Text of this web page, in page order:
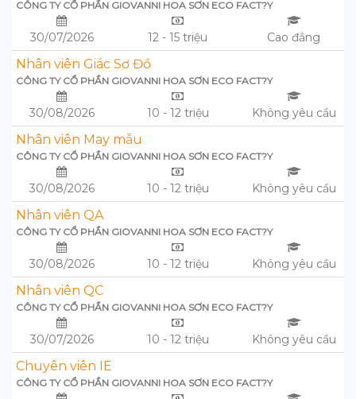
CÔNG TY CỔ PHẦN GIOVANNI HOA SƠN ECO FACT?Y
30/07/2026 12 - 15 triệu Cao đẳng
Nhân viên Giác Sơ Đồ
CÔNG TY CỔ PHẦN GIOVANNI HOA SƠN ECO FACT?Y
30/08/2026 10 - 12 triệu Không yêu cầu
Nhân viên May mẫu
CÔNG TY CỔ PHẦN GIOVANNI HOA SƠN ECO FACT?Y
30/08/2026 10 - 12 triệu Không yêu cầu
Nhân viên QA
CÔNG TY CỔ PHẦN GIOVANNI HOA SƠN ECO FACT?Y
30/08/2026 10 - 12 triệu Không yêu cầu
Nhân viên QC
CÔNG TY CỔ PHẦN GIOVANNI HOA SƠN ECO FACT?Y
30/07/2026 10 - 12 triệu Không yêu cầu
Chuyên viên IE
CÔNG TY CỔ PHẦN GIOVANNI HOA SƠN ECO FACT?Y